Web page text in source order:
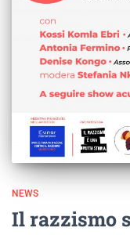
NEWS
Il razzismo